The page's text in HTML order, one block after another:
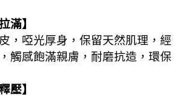
滿】
，啞光厚身，保留天然肌理，經
觸感飽滿親膚，耐磨抗造，環保
壓】